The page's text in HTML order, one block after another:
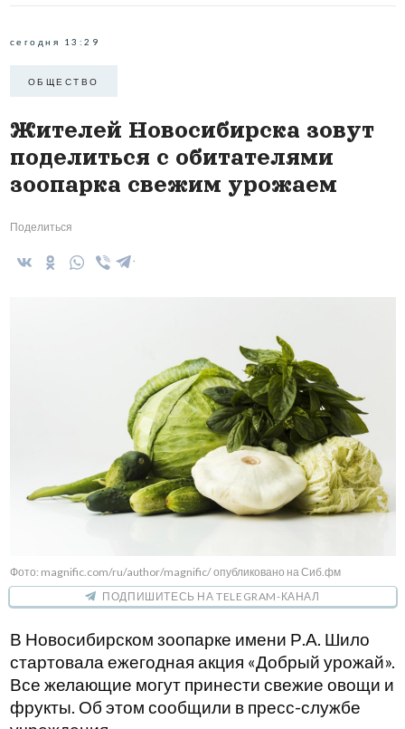
сегодня 13:29
ОБЩЕСТВО
Жителей Новосибирска зовут
поделиться с обитателями
зоопарка свежим урожаем
Поделиться
Фото: magnific.com/ru/author/magnific/ опубликовано на Сиб.фм
ПОДПИШИТЕСЬ НА TELEGRAM-КАНАЛ
В Новосибирском зоопарке имени Р.А. Шило
стартовала ежегодная акция «Добрый урожай».
Все желающие могут принести свежие овощи и
фрукты. Об этом сообщили в пресс-службе